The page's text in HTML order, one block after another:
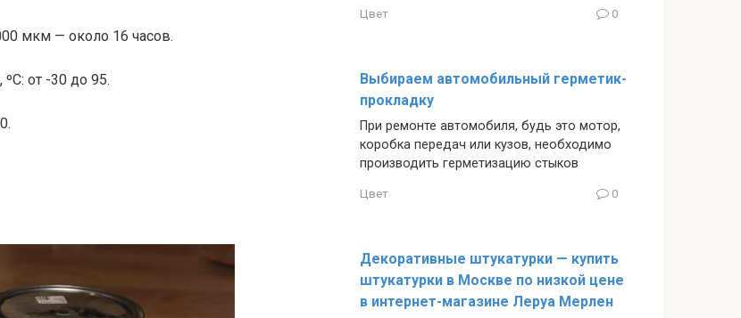
мкм — около 16 часов.
от -30 до 95.
Цвет 0
Выбираем автомобильный герметик-
прокладку
При ремонте автомобиля, будь это мотор,
коробка передач или кузов, необходимо
производить герметизацию стыков
Цвет 0
Декоративные штукатурки — купить
штукатурки в Москве по низкой цене
в интернет-магазине Леруа Мерлен